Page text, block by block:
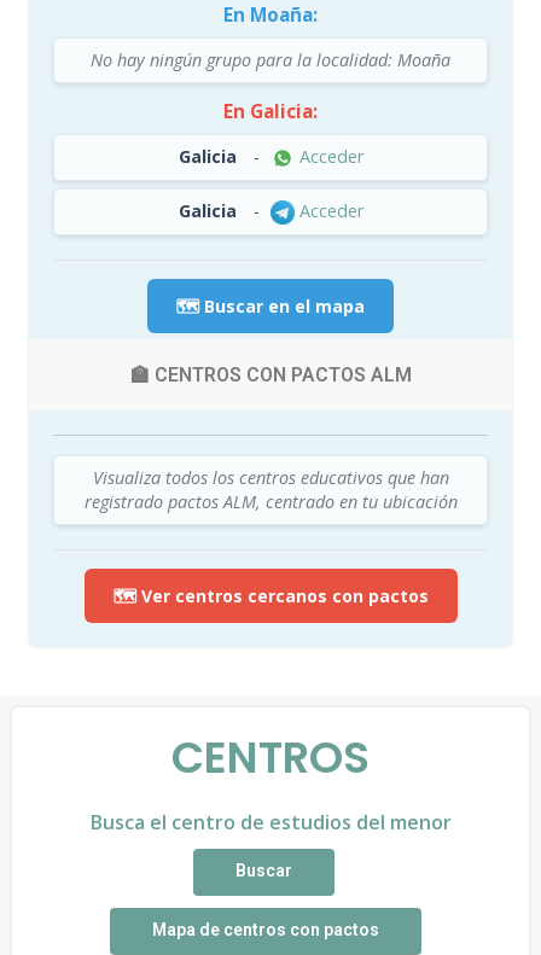
En Moaña:
No hay ningún grupo para la localidad: Moaña
En Galicia:
Galicia - Acceder
Galicia - Acceder
🗺️ Buscar en el mapa
🏫 CENTROS CON PACTOS ALM
Visualiza todos los centros educativos que han
registrado pactos ALM, centrado en tu ubicación
🗺️ Ver centros cercanos con pactos
CENTROS
Busca el centro de estudios del menor
Buscar
Mapa de centros con pactos